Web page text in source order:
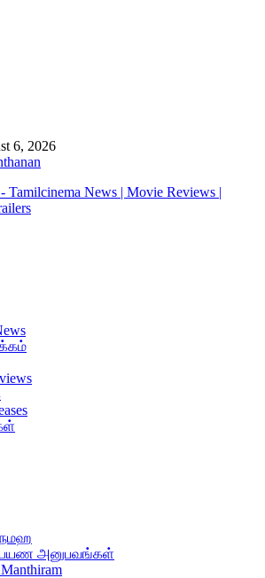
6, 2026
Tamilcinema News | Movie Reviews |
நமஹ
பயண அனுபவங்கள்